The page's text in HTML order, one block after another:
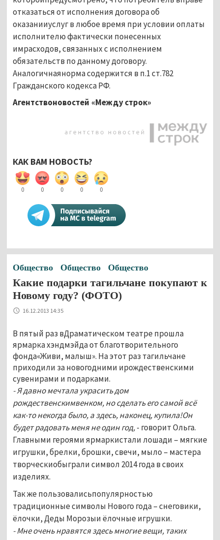
отказаться от исполнения договора об
оказанииуслуг в любое время при условии оплаты
исполнителю фактически понесенных
имрасходов, связанных с исполнением
обязательств по данному договору.
Аналогичнаянорма содержится в п.1 ст.782
Гражданского кодекса РФ.
Агентствоновостей «Между строк»
КАК ВАМ НОВОСТЬ?
0 0 0 0 0
Общество Общество Общество
Какие подарки тагильчане покупают к
Новому году? (ФОТО)
16.12.2013 14:35
В пятый раз вДраматическом театре прошла
ярмарка хэндмэйда от благотворительного
фонда«Живи, малыш». На этот раз тагильчане
приходили за новогодними ирождественскими
сувенирами и подарками.
- Я давно мечтала украсить дом
рождественскимвенком, но сделать его самой всё
как-то некогда было, а здесь, наконец, купила!Он
будет радовать меня не один год,- говорит Ольга.
Главными героями ярмаркистали лошади – мягкие
игрушки, брелки, брошки, свечи, мыло – мастера
творческиобыграли символ 2014 года в своих
изделиях.
Так же пользовалисьпопулярностью
традиционные символы Нового года – снеговики,
ёлочки, Деды Морозыи ёлочные игрушки.
- Мне очень нравятся здесь многие вещи, таких